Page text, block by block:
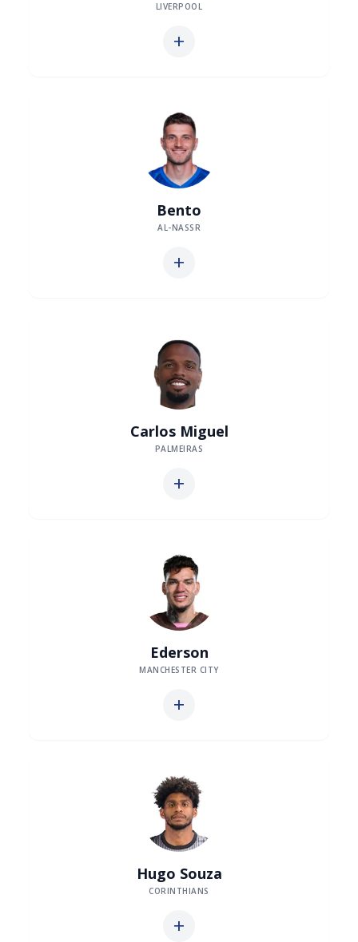
LIVERPOOL
add
Bento
AL-NASSR
add
Carlos Miguel
PALMEIRAS
add
Ederson
MANCHESTER CITY
add
Hugo Souza
CORINTHIANS
add